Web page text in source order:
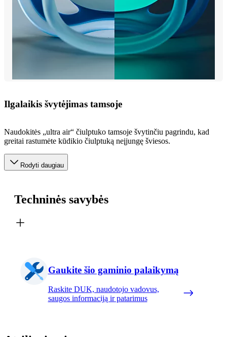
Ilgalaikis švytėjimas tamsoje
Naudokitės „ultra air“ čiulptuko tamsoje švytinčiu pagrindu, kad
greitai rastumėte kūdikio čiulptuką neįjungę šviesos.
Rodyti daugiau
Techninės savybės
Gaukite šio gaminio palaikymą
Raskite DUK, naudotojo vadovus,
saugos informaciją ir patarimus